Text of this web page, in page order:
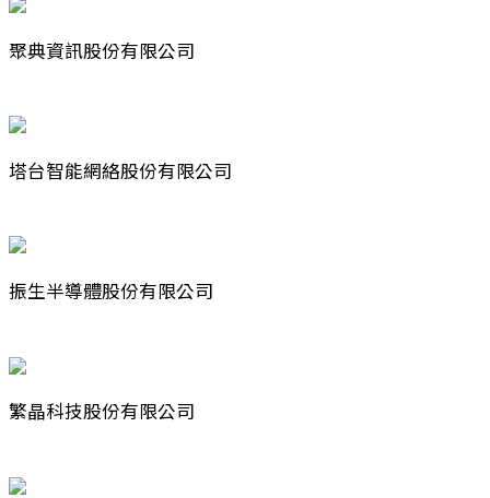
聚典資訊股份有限公司
塔台智能網絡股份有限公司
振生半導體股份有限公司
繁晶科技股份有限公司